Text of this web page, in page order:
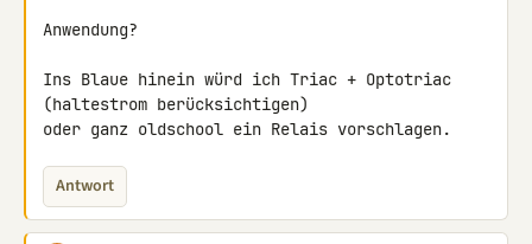
Anwendung?
Ins Blaue hinein würd ich Triac + Optotriac
(haltestrom berücksichtigen)
oder ganz oldschool ein Relais vorschlagen.
Antwort